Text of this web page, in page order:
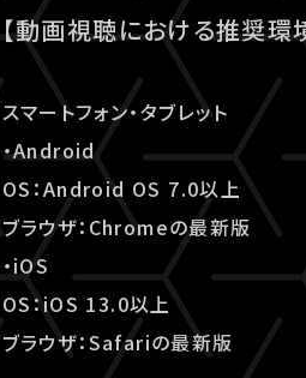
【動画視聴における推奨環
スマートフォン・タブレット
・Android
OS：Android OS 7.0以上
ブラウザ：Chromeの最新版
・iOS
OS：iOS 13.0以上
ブラウザ：Safariの最新版